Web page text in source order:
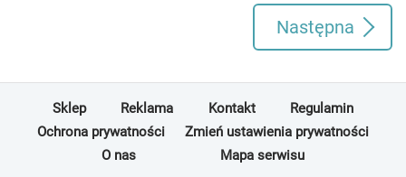
Następna
Sklep Reklama Kontakt
Regulamin
Ochrona prywatności
Zmień ustawienia prywatności
O nas
Mapa serwisu